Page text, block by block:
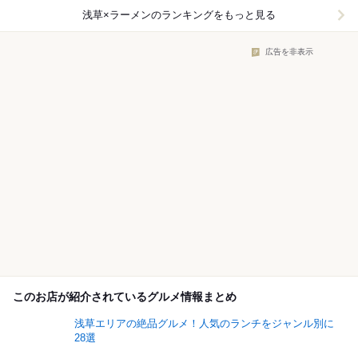
浅草×ラーメンのランキングをもっと見る
広告を非表示
このお店が紹介されているグルメ情報まとめ
浅草エリアの絶品グルメ！人気のランチをジャンル別に
28選